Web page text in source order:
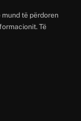
të përdoren
Të